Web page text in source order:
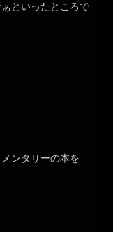
といったところで
ンタリーの本を